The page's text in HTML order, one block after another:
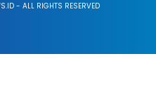
- ALL RIGHTS RESERVED